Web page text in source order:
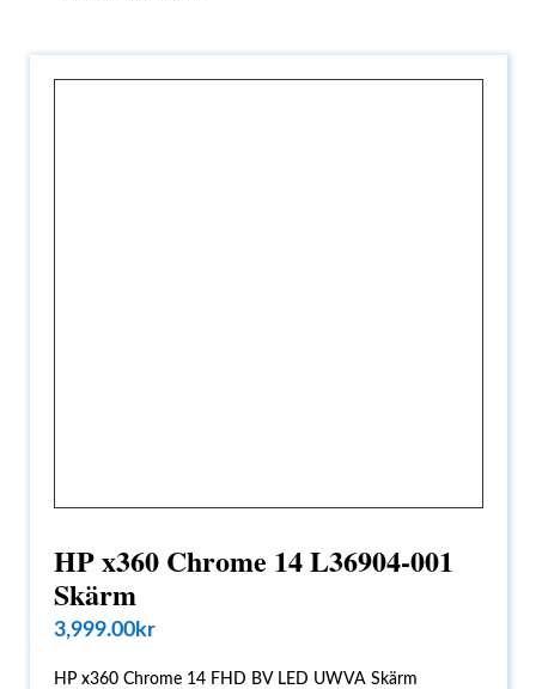
HP x360 Chrome 14 L36904-001
Skärm
3,999.00kr
HP x360 Chrome 14 FHD BV LED UWVA Skärm